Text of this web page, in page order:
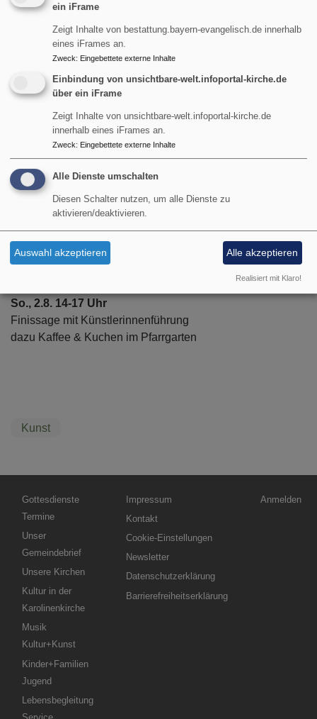
(Piano)
Karten hier oder bei Voglbuch, Großkarolinenfeld
(voglbuch.de//08031-59165)
Eintritt 18 / 13 €
Ticketkauf
Mi., 15.7. 19 Uhr
Podiumsgespräch und Netzwerken
mit Dr. MArgit Huber, 1. Vorständin GEDOKmuc
Tanja Keller, Präsidentin der Synode der Evang. Luth.
Kirche in Bayern
von „Bavaria ruft“
Anke Hellmann, Kulturreferentin Landkreis Rosenheim
So., 2.8. 14-17 Uhr
Finissage mit Künstlerinnenführung
dazu Kaffee & Kuchen im Pfarrgarten
Kunst
Hauptnavigation
Gottesdienste
Termine
Unser
Gemeindebrief
Unsere Kirchen
Kultur in der
Karolinenkirche
Musik
Kultur+Kunst
Kinder+Familien
Jugend
Lebensbegleitung
Fußbereichsmenü
Impressum
Kontakt
Cookie-Einstellungen
Newsletter
Datenschutzerklärung
Barrierefreiheitserklärung
Anmelden
ein iFrame
Zeigt Inhalte von bestattung.bayern-evangelisch.de innerhalb
eines iFrames an.
Zweck: Eingebettete externe Inhalte
Einbindung von unsichtbare-welt.infoportal-kirche.de
über ein iFrame
Zeigt Inhalte von unsichtbare-welt.infoportal-kirche.de
innerhalb eines iFrames an.
Zweck: Eingebettete externe Inhalte
Alle Dienste umschalten
Diesen Schalter nutzen, um alle Dienste zu
aktivieren/deaktivieren.
Auswahl akzeptieren Alle akzeptieren
Realisiert mit Klaro!